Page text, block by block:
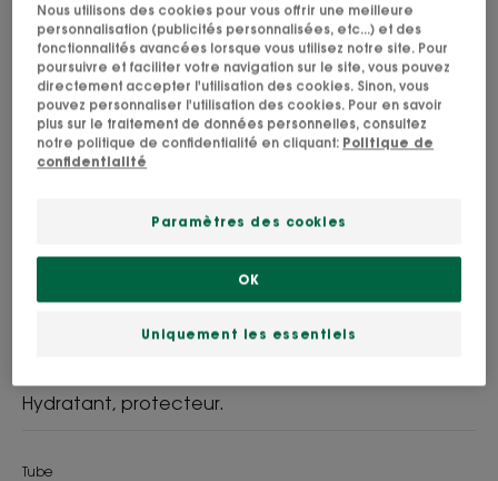
Certifiée BIO et enrichie d’actifs naturels, la Crème
intensément, protège et renforce la peau de
Parfum délicat, frais et léger.
Hydratant, protecteur.
Tube
Nous utilisons des cookies pour vous offrir une meilleure
personnalisation (publicités personnalisées, etc...) et des
fonctionnalités avancées lorsque vous utilisez notre site. Pour
poursuivre et faciliter votre navigation sur le site, vous pouvez
directement accepter l'utilisation des cookies. Sinon, vous
pouvez personnaliser l'utilisation des cookies. Pour en savoir
plus sur le traitement de données personnelles, consultez
notre politique de confidentialité en cliquant: Politique de
confidentialité
Paramètres des cookies
Uniquement les essentiels
OK